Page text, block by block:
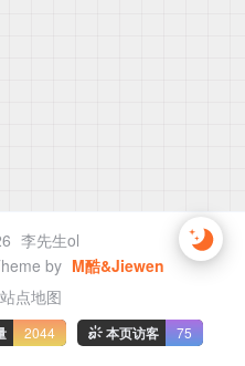
李先生ol
by M酷&Jiewen
站点地图
2044 本页访客 75